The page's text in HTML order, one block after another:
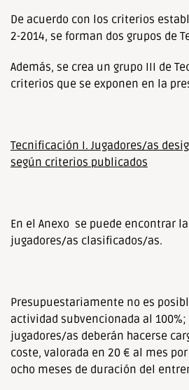
De acuerdo con los criterios
2-2014, se forman dos grupos de
Además, se crea un grupo III de
criterios que se exponen en la
Tecnificación I. Jugadores/as
según criterios publicados
En el Anexo se puede encontrar
jugadores/as clasificados/as.
Presupuestariamente no es
actividad subvencionada al
jugadores/as deberán hacerse
coste, valorada en 20 € al mes
ocho meses de duración del